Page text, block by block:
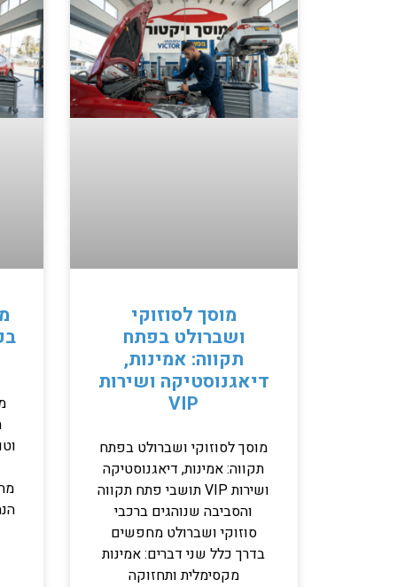
מוסך לסוזוקי
ושברולט בפתח
תקווה: אמינות,
דיאגנוסטיקה ושירות
VIP
מוסך לסוזוקי ושברולט בפתח
תקווה: אמינות, דיאגנוסטיקה
ושירות VIP תושבי פתח תקווה
והסביבה שנוהגים ברכבי
סוזוקי ושברולט מחפשים
בדרך כלל שני דברים: אמינות
מקסימלית ותחזוקה